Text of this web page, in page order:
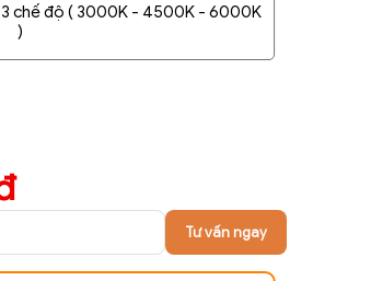
chế độ ( 3000K - 4500K - 6000K
)
Tư vấn ngay